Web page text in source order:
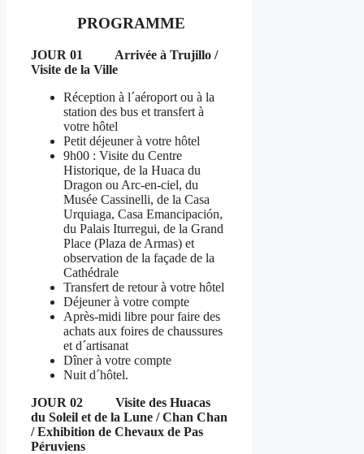
PROGRAMME
JOUR 01 Arrivée à Trujillo /
Visite de la Ville
Réception à l´aéroport ou à la
station des bus et transfert à
votre hôtel
Petit déjeuner à votre hôtel
9h00 : Visite du Centre
Historique, de la Huaca du
Dragon ou Arc-en-ciel, du
Musée Cassinelli, de la Casa
Urquiaga, Casa Emancipación,
du Palais Iturregui, de la Grand
Place (Plaza de Armas) et
observation de la façade de la
Cathédrale
Transfert de retour à votre hôtel
Déjeuner à votre compte
Après-midi libre pour faire des
achats aux foires de chaussures
et d´artisanat
Dîner à votre compte
Nuit d´hôtel.
JOUR 02 Visite des Huacas
du Soleil et de la Lune / Chan Chan
/ Exhibition de Chevaux de Pas
Péruviens